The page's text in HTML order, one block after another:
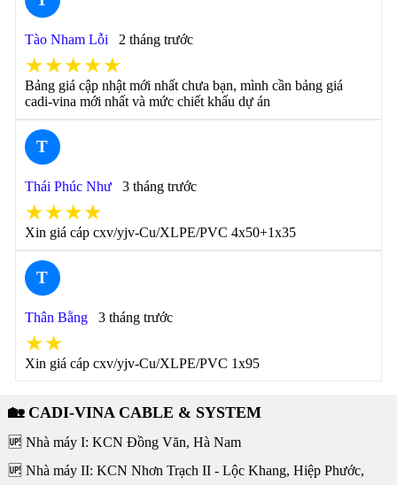
Tào Nham Lỗi 2 tháng trước
★★★★★
Bảng giá cập nhật mới nhất chưa bạn, mình cần bảng giá
cadi-vina mới nhất và mức chiết khấu dự án
T
Thái Phúc Như 3 tháng trước
★★★★
Xin giá cáp cxv/yjv-Cu/XLPE/PVC 4x50+1x35
T
Thân Bằng 3 tháng trước
★★
Xin giá cáp cxv/yjv-Cu/XLPE/PVC 1x95
🏡 CADI-VINA CABLE & SYSTEM
🆙 Nhà máy I: KCN Đồng Văn, Hà Nam
🆙 Nhà máy II: KCN Nhơn Trạch II - Lộc Khang, Hiệp Phước,